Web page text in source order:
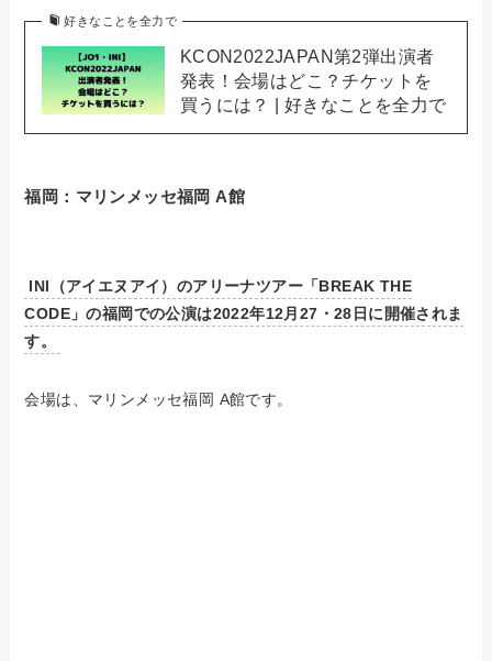
好きなことを全力で
KCON2022JAPAN第2弾出演者
発表！会場はどこ？チケットを
買うには？ | 好きなことを全力で
福岡：マリンメッセ福岡 A館
INI（アイエヌアイ）のアリーナツアー「BREAK THE
CODE」の福岡での公演は2022年12月27・28日に開催されま
す。
会場は、マリンメッセ福岡 A館です。